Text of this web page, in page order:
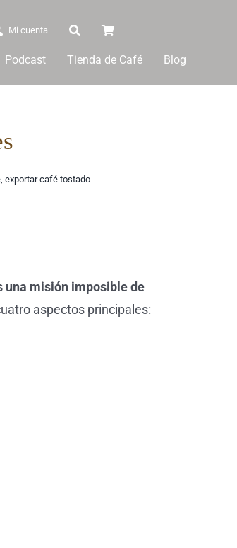
Mi cuenta
Podcast Tienda de Café Blog
, exportar café tostado
una misión imposible de
aspectos principales: